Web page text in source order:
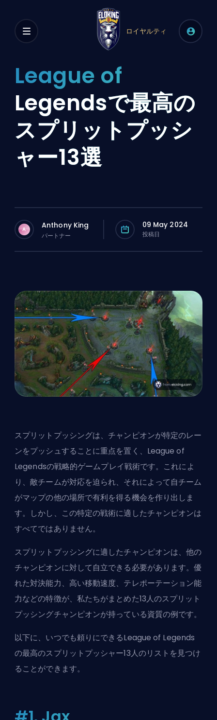
ロイヤルティ
League of
Legendsで最高の
スプリットプッシ
ャー13選
A Anthony King
パートナー
09 May 2024
投稿日
スプリットプッシングは、 チャンピオンが特定のレー
ンをプッシュすることに重点を置く、League of
Legendsの戦略的ゲームプレイ戦術です。これによ
り、敵チームが対応を迫られ、それによって自チーム
がマップの他の場所で有利を得る機会を作り出しま
す。しかし、この特定の戦術に適したチャンピオンは
すべてではありません。
スプリットプッシングに適したチャンピオンは、他の
チャンピオンに対して自立できる必要があります。優
れた対決能力、高い移動速度、テレポーテーション能
力などの特徴が、私たちがまとめた13人のスプリット
プッシングチャンピオンが持っている資質の例です。
以下に、いつでも頼りにできるLeague of Legends
の最高のスプリットプッシャー13人のリストを見つけ
ることができます。